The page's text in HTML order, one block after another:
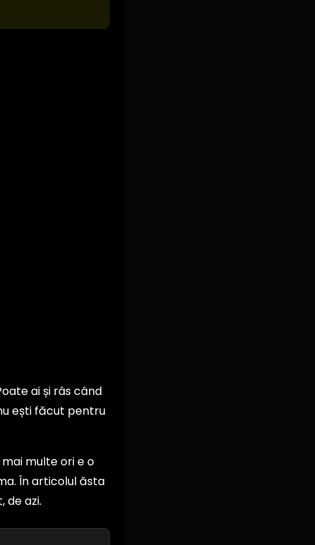
ai și râs când
ești făcut pentru
multe ori e o
În articolul ăsta
de azi.